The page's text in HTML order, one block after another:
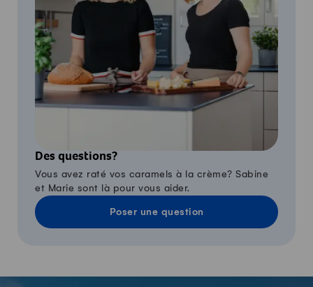
Des questions?
Vous avez raté vos caramels à la crème? Sabine
et Marie sont là pour vous aider.
Poser une question